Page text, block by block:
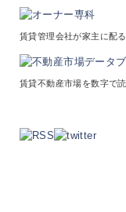
賃貸管理会社が家主に配
賃貸不動産市場を数字で